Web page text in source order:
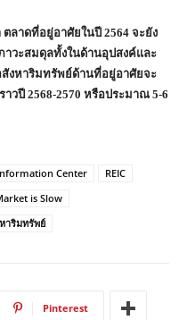
ลาดที่อยู่อาศัยในปี 2564 จะยัง
าวะสมดุลทั้งในด้านอุปสงค์และ
งหาริมทรัพย์ด้านที่อยู่อาศัยจะ
วปี 2568-2570 หรือประมาณ 5-6
Center
REIC
is Slow
าริมทรัพย์
Pinterest